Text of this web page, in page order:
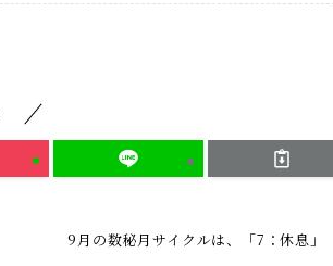
9月の数秘月サイクルは、「7：休息」